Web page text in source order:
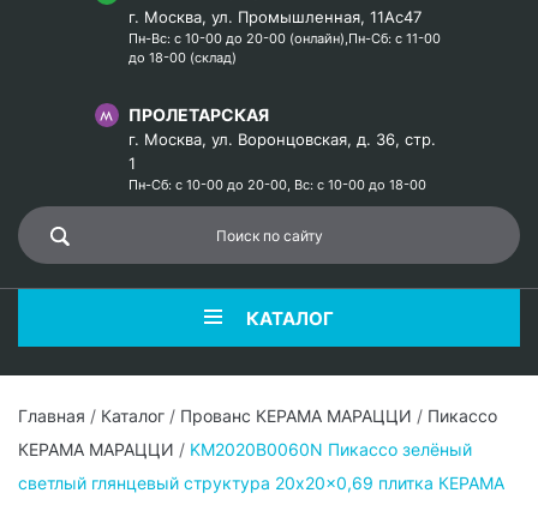
г. Москва, ул. Промышленная, 11Ас47
Пн-Вс: с 10-00 до 20-00 (онлайн),Пн-Сб: с 11-00
до 18-00 (склад)
ПРОЛЕТАРСКАЯ
г. Москва, ул. Воронцовская, д. 36, стр.
1
Пн-Сб: с 10-00 до 20-00, Вс: с 10-00 до 18-00
КАТАЛОГ
Главная / Каталог / Прованс КЕРАМА МАРАЦЦИ / Пикассо
КЕРАМА МАРАЦЦИ / KM2020B0060N Пикассо зелёный
светлый глянцевый структура 20x20x0,69 плитка КЕРАМА